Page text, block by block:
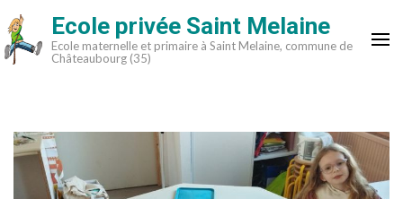
Aller
au
contenu
Ecole privée Saint Melaine
Ecole maternelle et primaire à Saint Melaine, commune de
Châteaubourg (35)